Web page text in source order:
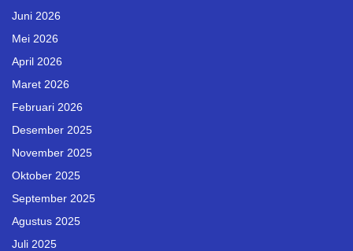
Juni 2026
Mei 2026
April 2026
Maret 2026
Februari 2026
Desember 2025
November 2025
Oktober 2025
September 2025
Agustus 2025
Juli 2025